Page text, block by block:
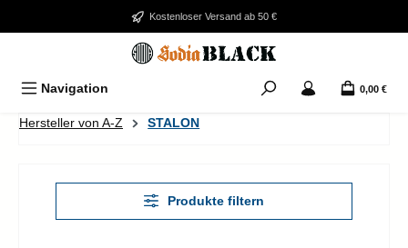
Zum Hauptinhalt springenKostenloser Versand ab 50 €
Navigation 0,00 €
Hersteller von A-Z STALON
Produkte filtern